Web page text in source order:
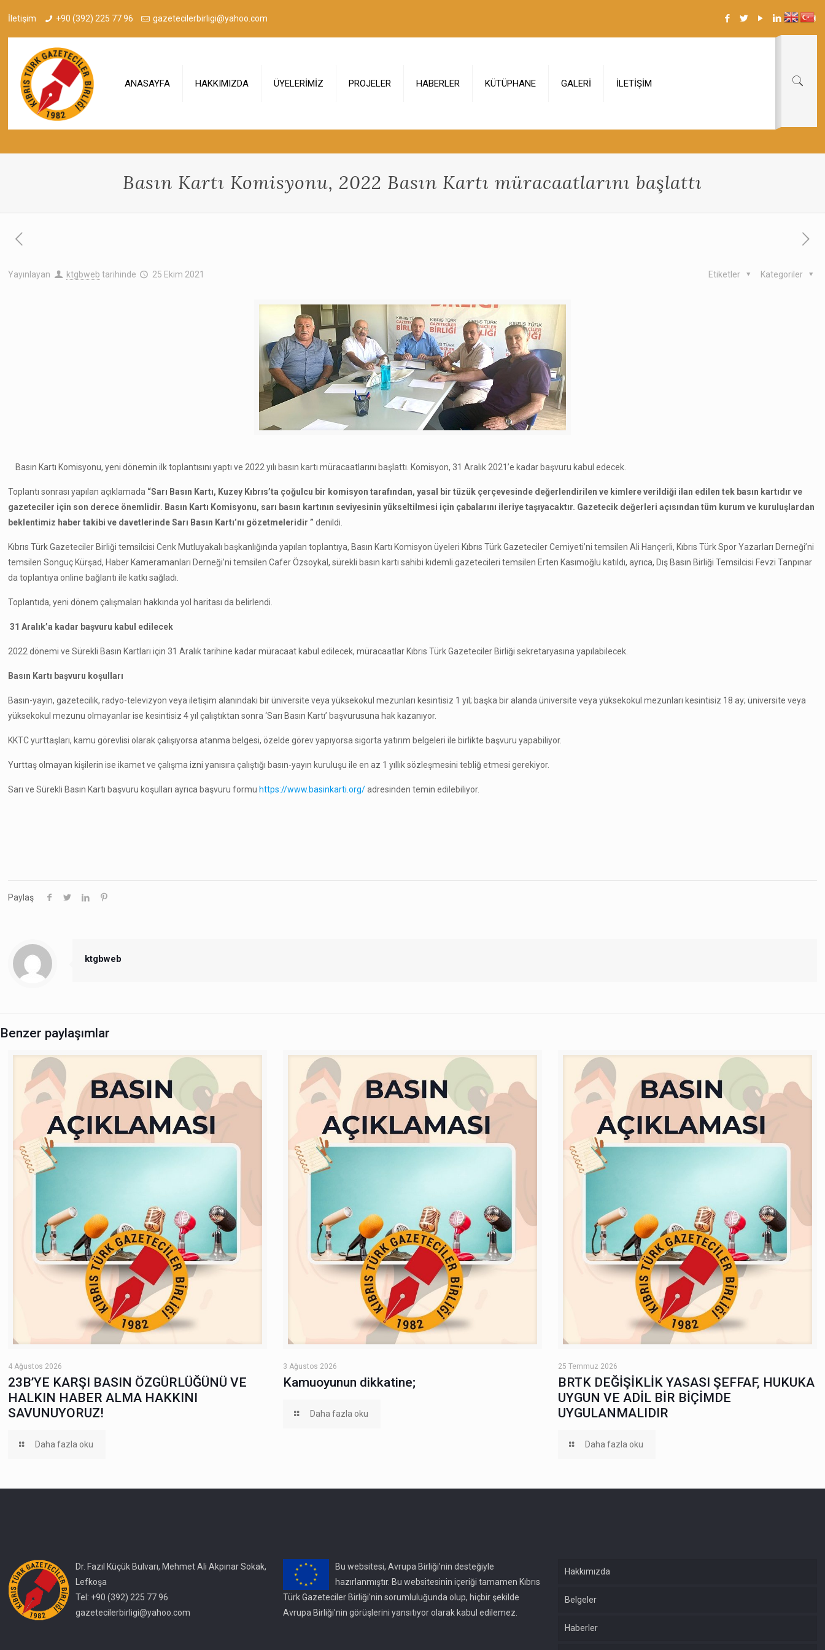
İletişim +90 (392) 225 77 96 gazetecilerbirligi@yahoo.com
ANASAYFA HAKKIMIZDA ÜYELERİMİZ PROJELER HABERLER KÜTÜPHANE GALERİ İLETİŞİM
Basın Kartı Komisyonu, 2022 Basın Kartı müracaatlarını başlattı
Yayınlayan ktgbweb tarihinde 25 Ekim 2021 Kategoriler
Etiketler
Basın Kartı Komisyonu, yeni dönemin ilk toplantısını yaptı ve 2022 yılı basın kartı müracaatlarını başlattı. Komisyon, 31 Aralık 2021’e kadar başvuru kabul edecek.
Toplantı sonrası yapılan açıklamada “Sarı Basın Kartı, Kuzey Kıbrıs’ta çoğulcu bir komisyon tarafından, yasal bir tüzük çerçevesinde değerlendirilen ve kimlere verildiği ilan edilen tek basın kartıdır ve
gazeteciler için son derece önemlidir. Basın Kartı Komisyonu, sarı basın kartının seviyesinin yükseltilmesi için çabalarını ileriye taşıyacaktır. Gazetecik değerleri açısından tüm kurum ve kuruluşlardan
beklentimiz haber takibi ve davetlerinde Sarı Basın Kartı’nı gözetmeleridir ” denildi.
Kıbrıs Türk Gazeteciler Birliği temsilcisi Cenk Mutluyakalı başkanlığında yapılan toplantıya, Basın Kartı Komisyon üyeleri Kıbrıs Türk Gazeteciler Cemiyeti’ni temsilen Ali Hançerli, Kıbrıs Türk Spor Yazarları Derneği’ni
temsilen Songuç Kürşad, Haber Kameramanları Derneği’ni temsilen Cafer Özsoykal, sürekli basın kartı sahibi kıdemli gazetecileri temsilen Erten Kasımoğlu katıldı, ayrıca, Dış Basın Birliği Temsilcisi Fevzi Tanpınar
da toplantıya online bağlantı ile katkı sağladı.
Toplantıda, yeni dönem çalışmaları hakkında yol haritası da belirlendi.
31 Aralık’a kadar başvuru kabul edilecek
2022 dönemi ve Sürekli Basın Kartları için 31 Aralık tarihine kadar müracaat kabul edilecek, müracaatlar Kıbrıs Türk Gazeteciler Birliği sekretaryasına yapılabilecek.
Basın Kartı başvuru koşulları
Basın-yayın, gazetecilik, radyo-televizyon veya iletişim alanındaki bir üniversite veya yüksekokul mezunları kesintisiz 1 yıl; başka bir alanda üniversite veya yüksekokul mezunları kesintisiz 18 ay; üniversite veya
yüksekokul mezunu olmayanlar ise kesintisiz 4 yıl çalıştıktan sonra ‘Sarı Basın Kartı’ başvurusuna hak kazanıyor.
KKTC yurttaşları, kamu görevlisi olarak çalışıyorsa atanma belgesi, özelde görev yapıyorsa sigorta yatırım belgeleri ile birlikte başvuru yapabiliyor.
Yurttaş olmayan kişilerin ise ikamet ve çalışma izni yanısıra çalıştığı basın-yayın kuruluşu ile en az 1 yıllık sözleşmesini tebliğ etmesi gerekiyor.
Sarı ve Sürekli Basın Kartı başvuru koşulları ayrıca başvuru formu https://www.basinkarti.org/adresinden temin edilebiliyor.
Paylaş
ktgbweb
Benzer paylaşımlar
4 Ağustos 2026
23B’YE KARŞI BASIN ÖZGÜRLÜĞÜNÜ VE
HALKIN HABER ALMA HAKKINI
SAVUNUYORUZ!
Daha fazla oku
3 Ağustos 2026
Kamuoyunun dikkatine;
Daha fazla oku
25 Temmuz 2026
BRTK DEĞİŞİKLİK YASASI ŞEFFAF, HUKUKA
UYGUN VE ADİL BİR BİÇİMDE
UYGULANMALIDIR
Daha fazla oku
Dr. Fazıl Küçük Bulvarı, Mehmet Ali Akpınar Sokak,
Lefkoşa
Tel: +90 (392) 225 77 96
gazetecilerbirligi@yahoo.com
Bu websitesi, Avrupa Birliği’nin desteğiyle
hazırlanmıştır. Bu websitesinin içeriği tamamen Kıbrıs
Türk Gazeteciler Birliği'nin sorumluluğunda olup, hiçbir şekilde
Avrupa Birliği’nin görüşlerini yansıtıyor olarak kabul edilemez.
Hakkımızda
Belgeler
Haberler